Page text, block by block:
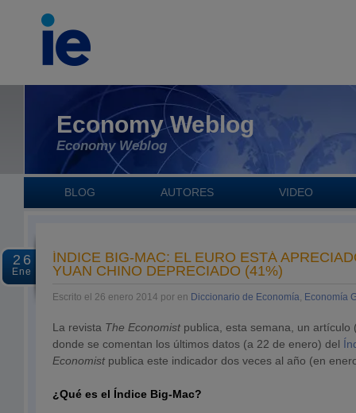
Economy Weblog
Economy Weblog
BLOG AUTORES VIDEO
26
Ene
ÍNDICE BIG-MAC: EL EURO ESTÁ
YUAN CHINO DEPRECIADO (41%)
Escrito el 26 enero 2014 por en Diccionario de Economía, Economía
La revista The Economist publica, esta semana, un artículo
donde se comentan los últimos datos (a 22 de enero) del
Economist publica este indicador dos veces al año (en
¿Qué es el Índice Big-Mac?